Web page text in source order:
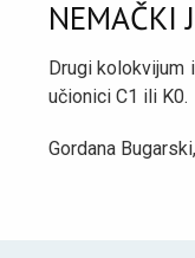
NEMAČKI
Drugi kolokvijum
učionici C1 ili K0.
Gordana